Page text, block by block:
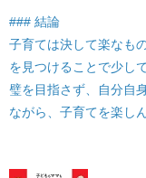
### 結論
子育ては決して楽なも
を見つけることで少し
璧を目指さず、自分自
ながら、子育てを楽し